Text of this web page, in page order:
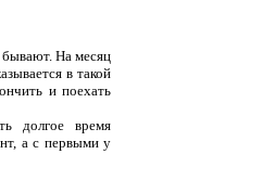
бывают. На месяц
в такой
и поехать
долгое время
а с первыми у